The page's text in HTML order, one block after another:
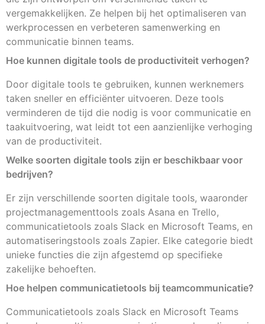
vergemakkelijken. Ze helpen bij het optimaliseren van
werkprocessen en verbeteren samenwerking en
communicatie binnen teams.
Hoe kunnen digitale tools de productiviteit verhogen?
Door digitale tools te gebruiken, kunnen werknemers
taken sneller en efficiënter uitvoeren. Deze tools
verminderen de tijd die nodig is voor communicatie en
taakuitvoering, wat leidt tot een aanzienlijke verhoging
van de productiviteit.
Welke soorten digitale tools zijn er beschikbaar voor
bedrijven?
Er zijn verschillende soorten digitale tools, waaronder
projectmanagementtools zoals Asana en Trello,
communicatietools zoals Slack en Microsoft Teams, en
automatiseringstools zoals Zapier. Elke categorie biedt
unieke functies die zijn afgestemd op specifieke
zakelijke behoeften.
Hoe helpen communicatietools bij teamcommunicatie?
Communicatietools zoals Slack en Microsoft Teams